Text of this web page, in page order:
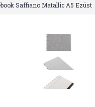
Saffiano Matallic A5 Ezüst